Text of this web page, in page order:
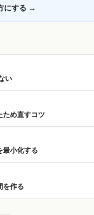
にする →
い
ため直すコツ
最小化する
を作る